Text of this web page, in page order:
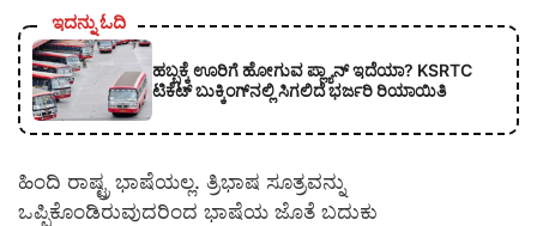
ಇದನ್ನು ಓದಿ
ಹಬ್ಬಕ್ಕೆ ಊರಿಗೆ ಹೋಗುವ ಪ್ಲ್ಯಾನ್ ಇದೆಯಾ? KSRTC
ಟಿಕೆಟ್ ಬುಕ್ಕಿಂಗ್‌ನಲ್ಲಿ ಸಿಗಲಿದೆ ಭರ್ಜರಿ ರಿಯಾಯಿತಿ
ಹಿಂದಿ ರಾಷ್ಟ್ರ ಭಾಷೆಯಲ್ಲ. ತ್ರಿಭಾಷ ಸೂತ್ರವನ್ನು
ಒಪ್ಪಿಕೊಂಡಿರುವುದರಿಂದ ಭಾಷೆಯ ಜೊತೆ ಬದುಕು